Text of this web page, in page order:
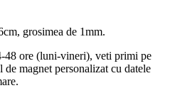
grosimea de 1mm.
48 ore (luni-vineri), veti primi pe
magnet personalizat cu datele